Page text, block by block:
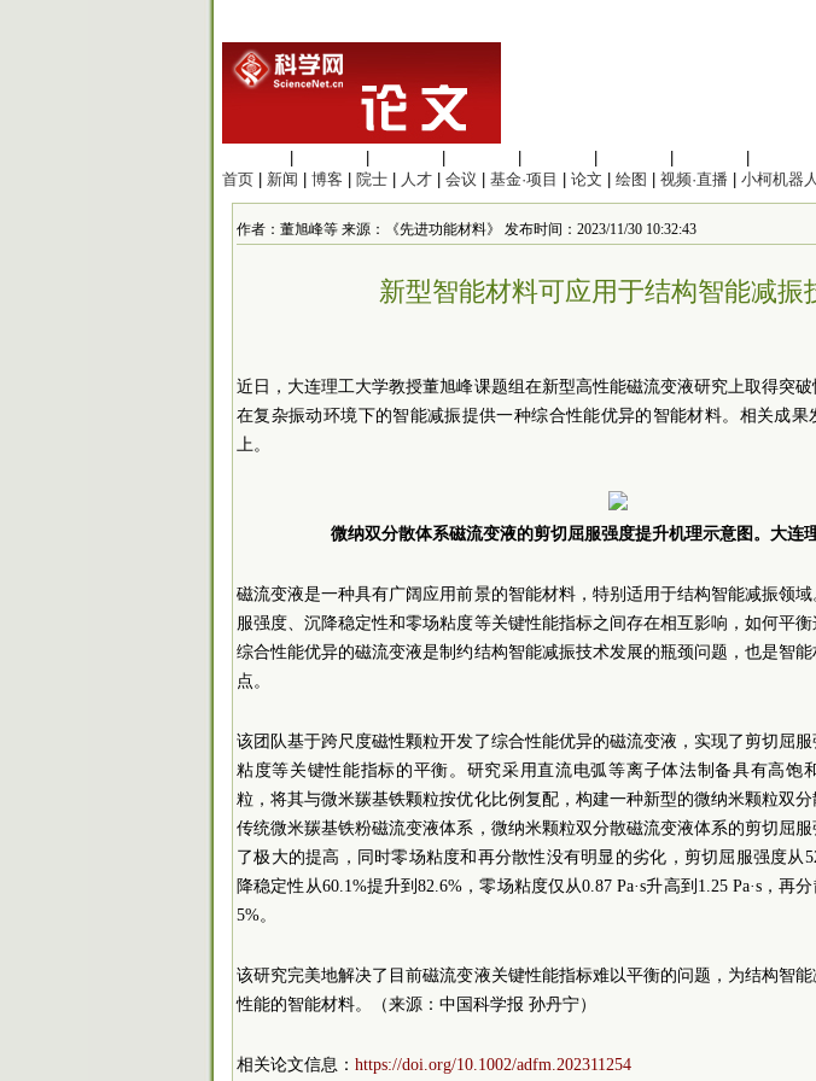
首页
新闻 博客 院士 人才 会议 基金·项目 论文 绘图 视频·直播 小柯机器人
作者：董旭峰等 来源：《先进功能材料》 发布时间：2023/11/30 10:32:43
新型智能材料可应用于结构智能减振
近日，大连理工大学教授董旭峰课题组在新型高性能磁流变液研究上取得突
在复杂振动环境下的智能减振提供一种综合性能优异的智能材料。相关成果
上。
微纳双分散体系磁流变液的剪切屈服强度提升机理示意图。大连
磁流变液是一种具有广阔应用前景的智能材料，特别适用于结构智能减振领
服强度、沉降稳定性和零场粘度等关键性能指标之间存在相互影响，如何平
综合性能优异的磁流变液是制约结构智能减振技术发展的瓶颈问题，也是智
点。
该团队基于跨尺度磁性颗粒开发了综合性能优异的磁流变液，实现了剪切屈
粘度等关键性能指标的平衡。研究采用直流电弧等离子体法制备具有高饱
粒，将其与微米羰基铁颗粒按优化比例复配，构建一种新型的微纳米颗粒双
传统微米羰基铁粉磁流变液体系，微纳米颗粒双分散磁流变液体系的剪切屈
了极大的提高，同时零场粘度和再分散性没有明显的劣化，剪切屈服强度从
降稳定性从60.1%提升到82.6%，零场粘度仅从0.87 Pa·s升高到1.25 Pa·s，再
5%。
该研究完美地解决了目前磁流变液关键性能指标难以平衡的问题，为结构智
性能的智能材料。（来源：中国科学报 孙丹宁）
相关论文信息： https://doi.org/10.1002/adfm.202311254